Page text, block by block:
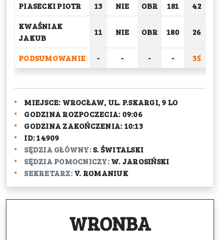
PIASECKI PIOTR 13 NIE OBR 181 42
KWAŚNIAK
JAKUB
11 NIE OBR 180 26
PODSUMOWANIE - - - - 35
MIEJSCE: WROCŁAW, UL. P.SKARGI, 9 LO
GODZINA ROZPOCZECIA: 09:06
GODZINA ZAKOŃCZENIA:10:13
ID:14909
SĘDZIA GŁÓWNY: S. ŚWITALSKI
SĘDZIA POMOCNICZY: W. JAROSIŃSKI
SEKRETARZ: V. ROMANIUK
WRONBA